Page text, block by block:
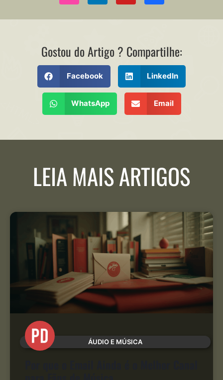
Gostou do Artigo ? Compartilhe:
Facebook LinkedIn
WhatsApp Email
LEIA MAIS ARTIGOS
ÁUDIO E MÚSICA